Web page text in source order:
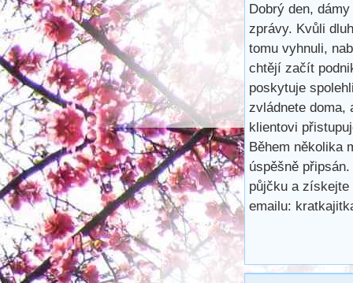
Dobrý den,
zprávy. Kvůli
tomu vyhnuli,
chtějí začít
poskytuje
zvládnete doma,
klientovi
Během několika
úspěšně
půjčku a získejte
emailu: